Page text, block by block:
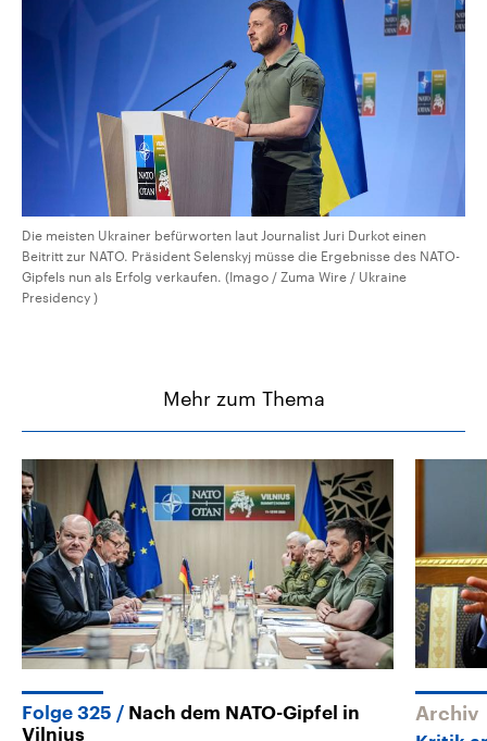
Die meisten Ukrainer befürworten laut Journalist Juri Durkot einen
Beitritt zur NATO. Präsident Selenskyj müsse die Ergebnisse des NATO-
Gipfels nun als Erfolg verkaufen. (Imago / Zuma Wire / Ukraine
Presidency )
Mehr zum Thema
Folge 325
Nach dem NATO-Gipfel in
Vilnius
Archiv